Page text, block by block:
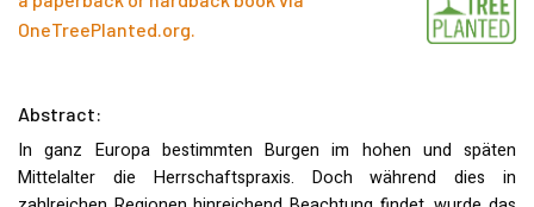
OneTreePlanted.org.
Abstract:
In ganz Europa bestimmten Burgen im hohen und späten
Mittelalter die Herrschaftspraxis. Doch während dies in